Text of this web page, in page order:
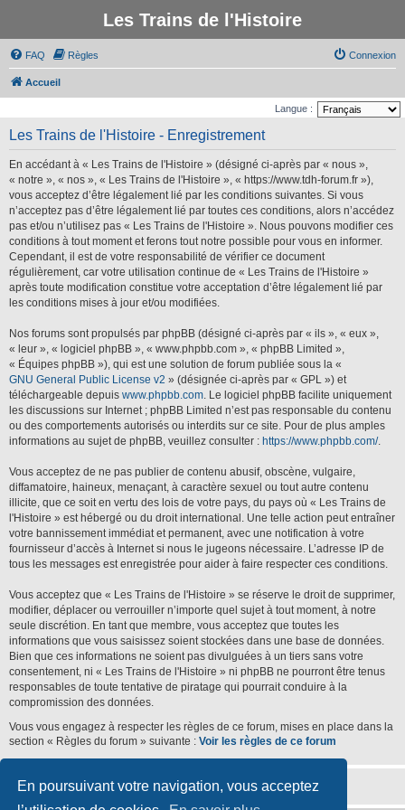
En poursuivant votre navigation, vous acceptez
Les Trains de l'Histoire
FAQ Règles Connexion
Accueil
Langue :
Les Trains de l'Histoire - Enregistrement
En accédant à « Les Trains de l'Histoire » (désigné ci-après par « nous »,
« notre », « nos », « Les Trains de l'Histoire », « https://www.tdh-forum.fr »),
vous acceptez d’être légalement lié par les conditions suivantes. Si vous
n’acceptez pas d’être légalement lié par toutes ces conditions, alors n’accédez
pas et/ou n’utilisez pas « Les Trains de l'Histoire ». Nous pouvons modifier ces
conditions à tout moment et ferons tout notre possible pour vous en informer.
Cependant, il est de votre responsabilité de vérifier ce document
régulièrement, car votre utilisation continue de « Les Trains de l'Histoire »
après toute modification constitue votre acceptation d’être légalement lié par
les conditions mises à jour et/ou modifiées.
Nos forums sont propulsés par phpBB (désigné ci-après par « ils », « eux »,
« leur », « logiciel phpBB », « www.phpbb.com », « phpBB Limited »,
« Équipes phpBB »), qui est une solution de forum publiée sous la «
GNU General Public License v2 » (désignée ci-après par « GPL ») et
téléchargeable depuis www.phpbb.com. Le logiciel phpBB facilite uniquement
les discussions sur Internet ; phpBB Limited n’est pas responsable du contenu
ou des comportements autorisés ou interdits sur ce site. Pour de plus amples
informations au sujet de phpBB, veuillez consulter : https://www.phpbb.com/.
Vous acceptez de ne pas publier de contenu abusif, obscène, vulgaire,
diffamatoire, haineux, menaçant, à caractère sexuel ou tout autre contenu
illicite, que ce soit en vertu des lois de votre pays, du pays où « Les Trains de
l'Histoire » est hébergé ou du droit international. Une telle action peut entraîner
votre bannissement immédiat et permanent, avec une notification à votre
fournisseur d’accès à Internet si nous le jugeons nécessaire. L’adresse IP de
tous les messages est enregistrée pour aider à faire respecter ces conditions.
Vous acceptez que « Les Trains de l'Histoire » se réserve le droit de supprimer,
modifier, déplacer ou verrouiller n’importe quel sujet à tout moment, à notre
seule discrétion. En tant que membre, vous acceptez que toutes les
informations que vous saisissez soient stockées dans une base de données.
Bien que ces informations ne soient pas divulguées à un tiers sans votre
consentement, ni « Les Trains de l'Histoire » ni phpBB ne pourront être tenus
responsables de toute tentative de piratage qui pourrait conduire à la
compromission des données.
Vous vous engagez à respecter les règles de ce forum, mises en place dans la
section « Règles du forum » suivante : Voir les règles de ce forum